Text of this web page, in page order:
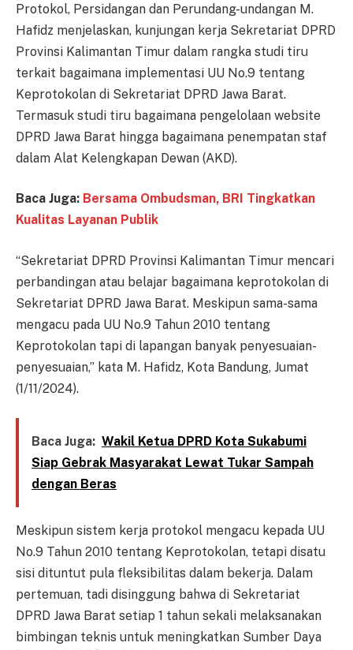
Protokol, Persidangan dan Perundang-undangan M.
Hafidz menjelaskan, kunjungan kerja Sekretariat DPRD
Provinsi Kalimantan Timur dalam rangka studi tiru
terkait bagaimana implementasi UU No.9 tentang
Keprotokolan di Sekretariat DPRD Jawa Barat.
Termasuk studi tiru bagaimana pengelolaan website
DPRD Jawa Barat hingga bagaimana penempatan staf
dalam Alat Kelengkapan Dewan (AKD).
Baca Juga: Bersama Ombudsman, BRI Tingkatkan
Kualitas Layanan Publik
“Sekretariat DPRD Provinsi Kalimantan Timur mencari
perbandingan atau belajar bagaimana keprotokolan di
Sekretariat DPRD Jawa Barat. Meskipun sama-sama
mengacu pada UU No.9 Tahun 2010 tentang
Keprotokolan tapi di lapangan banyak penyesuaian-
penyesuaian,” kata M. Hafidz, Kota Bandung, Jumat
(1/11/2024).
Baca Juga: Wakil Ketua DPRD Kota Sukabumi
Siap Gebrak Masyarakat Lewat Tukar Sampah
dengan Beras
Meskipun sistem kerja protokol mengacu kepada UU
No.9 Tahun 2010 tentang Keprotokolan, tetapi disatu
sisi dituntut pula fleksibilitas dalam bekerja. Dalam
pertemuan, tadi disinggung bahwa di Sekretariat
DPRD Jawa Barat setiap 1 tahun sekali melaksanakan
bimbingan teknis untuk meningkatkan Sumber Daya